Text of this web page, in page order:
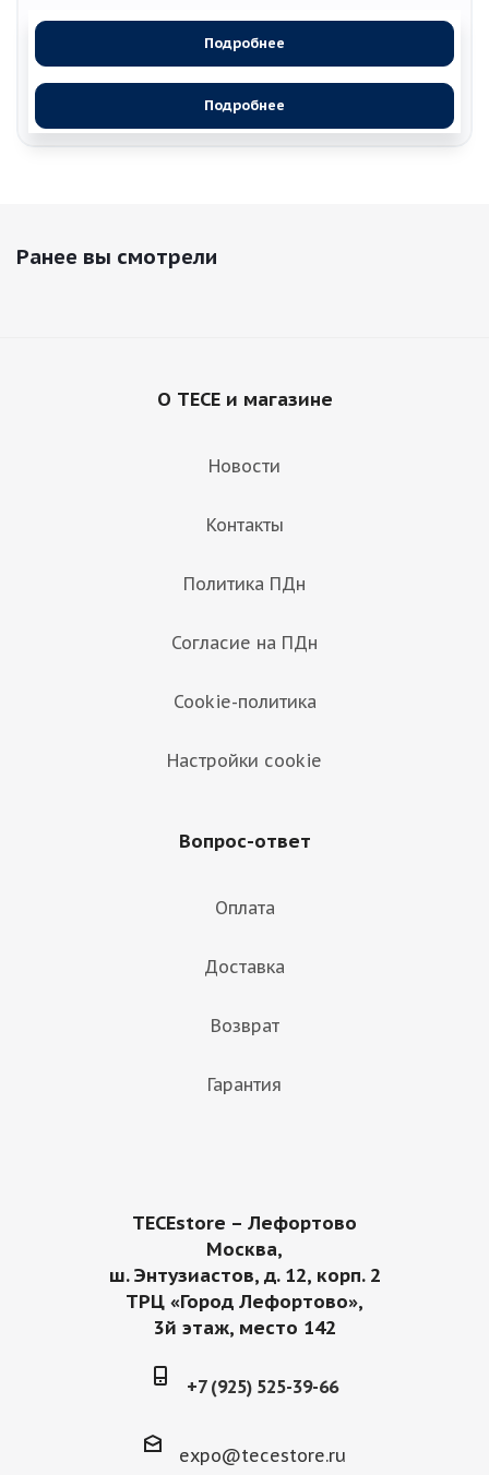
Подробнее
Подробнее
Ранее вы смотрели
О TECE и магазине
Новости
Контакты
Политика ПДн
Согласие на ПДн
Cookie-политика
Настройки cookie
Вопрос-ответ
Оплата
Доставка
Возврат
Гарантия
TECEstore – Лефортово
Москва,
ш. Энтузиастов, д. 12, корп. 2
ТРЦ «Город Лефортово»,
3й этаж, место 142
+7 (925) 525-39-66
expo@tecestore.ru